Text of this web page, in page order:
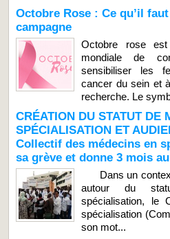
Octobre Rose : Ce qu’il
campagne
Octobre rose
mondiale de
sensibiliser les
cancer du sein et
recherche. Le
CRÉATION DU STATUT DE
SPÉCIALISATION ET
Collectif des médecins en
sa grève et donne 3 mois
Dans un
autour du
spécialisation, le
spécialisation
son mot...